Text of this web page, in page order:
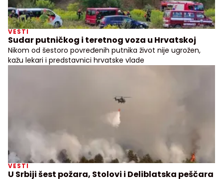
VESTI
Sudar putničkog i teretnog voza u Hrvatskoj
Nikom od šestoro povređenih putnika život nije ugrožen,
kažu lekari i predstavnici hrvatske vlade
VESTI
U Srbiji šest požara, Stolovi i Deliblatska peščara